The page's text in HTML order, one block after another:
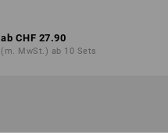
ab CHF 27.90
(m. MwSt.) ab 10 Sets